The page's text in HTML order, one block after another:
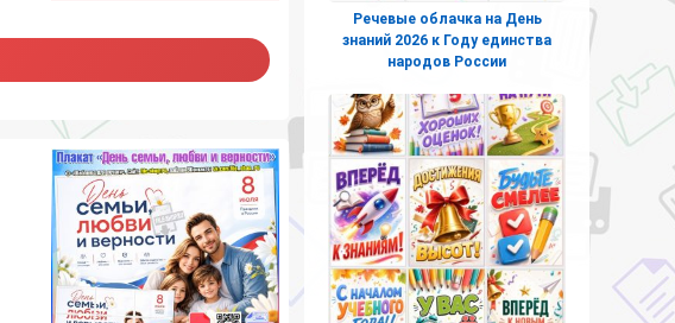
Речевые облачка на День
знаний 2026 к Году единства
народов России